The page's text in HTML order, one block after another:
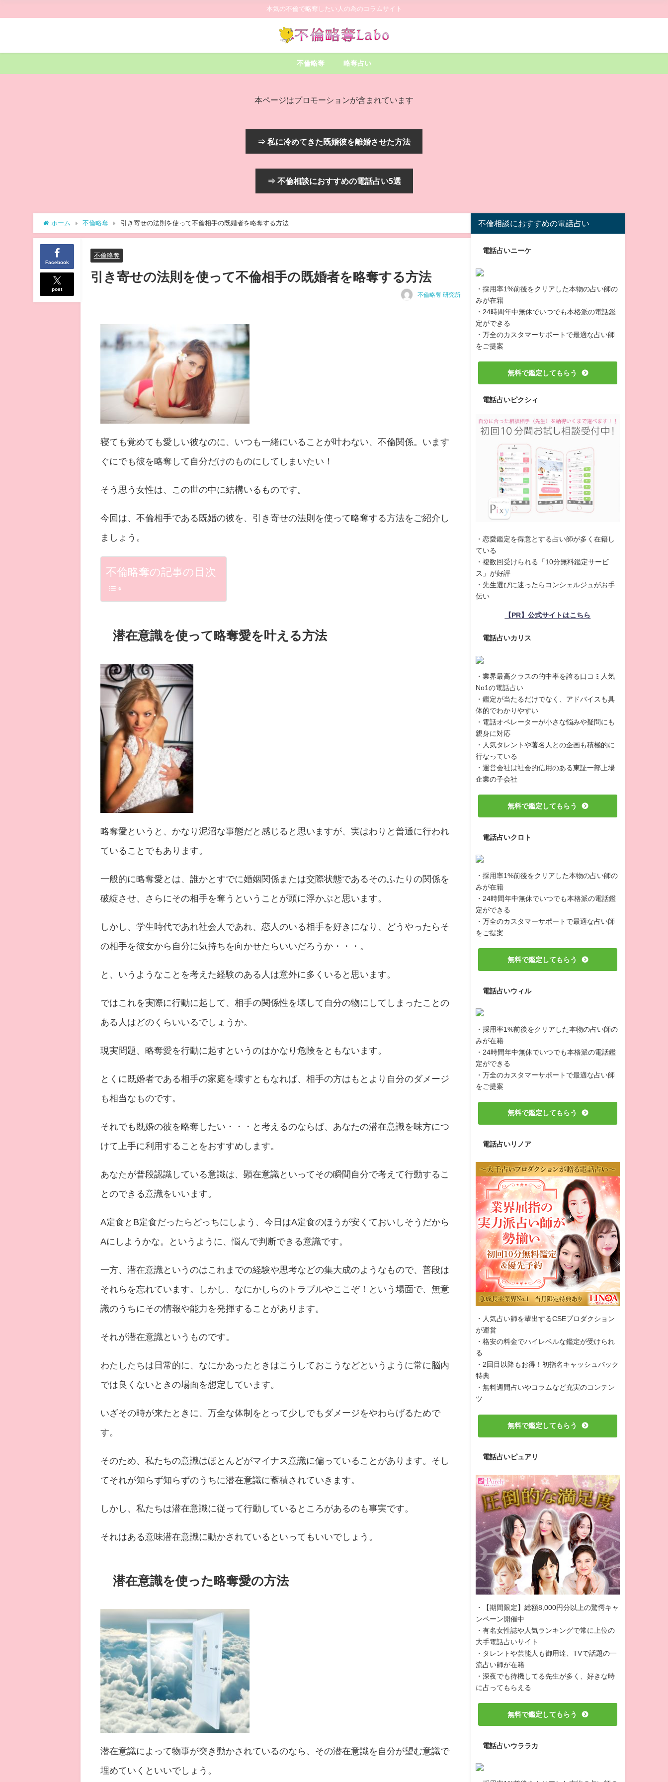
本気の不倫で略奪したい人の為のコラムサイト
不倫略奪 略奪占い
本ページはプロモーションが含まれています
⇒ 私に冷めてきた既婚彼を離婚させた方法
⇒ 不倫相談におすすめの電話占い5選
ホーム 不倫略奪 引き寄せの法則を使って不倫相手の既婚者を略奪する方法
Facebook
post
不倫略奪
引き寄せの法則を使って不倫相手の既婚者を略奪する方法
不倫略奪 研究所
寝ても覚めても愛しい彼なのに、いつも一緒にいることが叶わない、不倫関係。います
ぐにでも彼を略奪して自分だけのものにしてしまいたい！
そう思う女性は、この世の中に結構いるものです。
今回は、不倫相手である既婚の彼を、引き寄せの法則を使って略奪する方法をご紹介し
ましょう。
不倫略奪の記事の目次
潜在意識を使って略奪愛を叶える方法
略奪愛というと、かなり泥沼な事態だと感じると思いますが、実はわりと普通に行われ
ていることでもあります。
一般的に略奪愛とは、誰かとすでに婚姻関係または交際状態であるそのふたりの関係を
破綻させ、さらにその相手を奪うということが頭に浮かぶと思います。
しかし、学生時代であれ社会人であれ、恋人のいる相手を好きになり、どうやったらそ
の相手を彼女から自分に気持ちを向かせたらいいだろうか・・・。
と、いうようなことを考えた経験のある人は意外に多くいると思います。
ではこれを実際に行動に起して、相手の関係性を壊して自分の物にしてしまったことの
ある人はどのくらいいるでしょうか。
現実問題、略奪愛を行動に起すというのはかなり危険をともないます。
とくに既婚者である相手の家庭を壊すともなれば、相手の方はもとより自分のダメージ
も相当なものです。
それでも既婚の彼を略奪したい・・・と考えるのならば、あなたの潜在意識を味方につ
けて上手に利用することをおすすめします。
あなたが普段認識している意識は、顕在意識といってその瞬間自分で考えて行動するこ
とのできる意識をいいます。
A定食とB定食だったらどっちにしよう、今日はA定食のほうが安くておいしそうだから
Aにしようかな。というように、悩んで判断できる意識です。
一方、潜在意識というのはこれまでの経験や思考などの集大成のようなもので、普段は
それらを忘れています。しかし、なにかしらのトラブルやここぞ！という場面で、無意
識のうちにその情報や能力を発揮することがあります。
それが潜在意識というものです。
わたしたちは日常的に、なにかあったときはこうしておこうなどというように常に脳内
では良くないときの場面を想定しています。
いざその時が来たときに、万全な体制をとって少しでもダメージをやわらげるためで
す。
そのため、私たちの意識はほとんどがマイナス意識に偏っていることがあります。そし
てそれが知らず知らずのうちに潜在意識に蓄積されていきます。
しかし、私たちは潜在意識に従って行動しているところがあるのも事実です。
それはある意味潜在意識に動かされているといってもいいでしょう。
潜在意識を使った略奪愛の方法
潜在意識によって物事が突き動かされているのなら、その潜在意識を自分が望む意識で
埋めていくといいでしょう。
不倫相談におすすめの電話占い
電話占いニーケ
・採用率1%前後をクリアした本物の占い師の
みが在籍
・24時間年中無休でいつでも本格派の電話鑑
定ができる
・万全のカスタマーサポートで最適な占い師
をご提案
無料で鑑定してもらう
電話占いピクシィ
・恋愛鑑定を得意とする占い師が多く在籍し
ている
・複数回受けられる「10分無料鑑定サービ
ス」が好評
・先生選びに迷ったらコンシェルジュがお手
伝い
【PR】公式サイトはこちら
電話占いカリス
・業界最高クラスの的中率を誇る口コミ人気
No1の電話占い
・鑑定が当たるだけでなく、アドバイスも具
体的でわかりやすい
・電話オペレーターが小さな悩みや疑問にも
親身に対応
・人気タレントや著名人との企画も積極的に
行なっている
・運営会社は社会的信用のある東証一部上場
企業の子会社
無料で鑑定してもらう
電話占いクロト
・採用率1%前後をクリアした本物の占い師の
みが在籍
・24時間年中無休でいつでも本格派の電話鑑
定ができる
・万全のカスタマーサポートで最適な占い師
をご提案
無料で鑑定してもらう
電話占いウィル
・採用率1%前後をクリアした本物の占い師の
みが在籍
・24時間年中無休でいつでも本格派の電話鑑
定ができる
・万全のカスタマーサポートで最適な占い師
をご提案
無料で鑑定してもらう
電話占いリノア
・人気占い師を輩出するCSEプロダクション
が運営
・格安の料金でハイレベルな鑑定が受けられ
る
・2回目以降もお得！初指名キャッシュバック
特典
・無料週間占いやコラムなど充実のコンテン
ツ
無料で鑑定してもらう
電話占いピュアリ
・【期間限定】総額8,000円分以上の驚愕キャ
ンペーン開催中
・有名女性誌や人気ランキングで常に上位の
大手電話占いサイト
・タレントや芸能人も御用達、TVで話題の一
流占い師が在籍
・深夜でも待機してる先生が多く、好きな時
に占ってもらえる
無料で鑑定してもらう
電話占いウララカ